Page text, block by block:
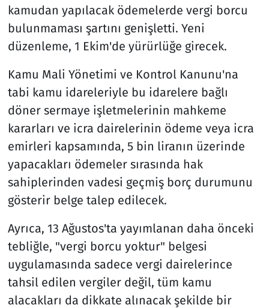
kamudan yapılacak ödemelerde vergi borcu
bulunmaması şartını genişletti. Yeni
düzenleme, 1 Ekim'de yürürlüğe girecek.
Kamu Mali Yönetimi ve Kontrol Kanunu'na
tabi kamu idareleriyle bu idarelere bağlı
döner sermaye işletmelerinin mahkeme
kararları ve icra dairelerinin ödeme veya icra
emirleri kapsamında, 5 bin liranın üzerinde
yapacakları ödemeler sırasında hak
sahiplerinden vadesi geçmiş borç durumunu
gösterir belge talep edilecek.
Ayrıca, 13 Ağustos'ta yayımlanan daha önceki
tebliğle, "vergi borcu yoktur" belgesi
uygulamasında sadece vergi dairelerince
tahsil edilen vergiler değil, tüm kamu
alacakları da dikkate alınacak şekilde bir